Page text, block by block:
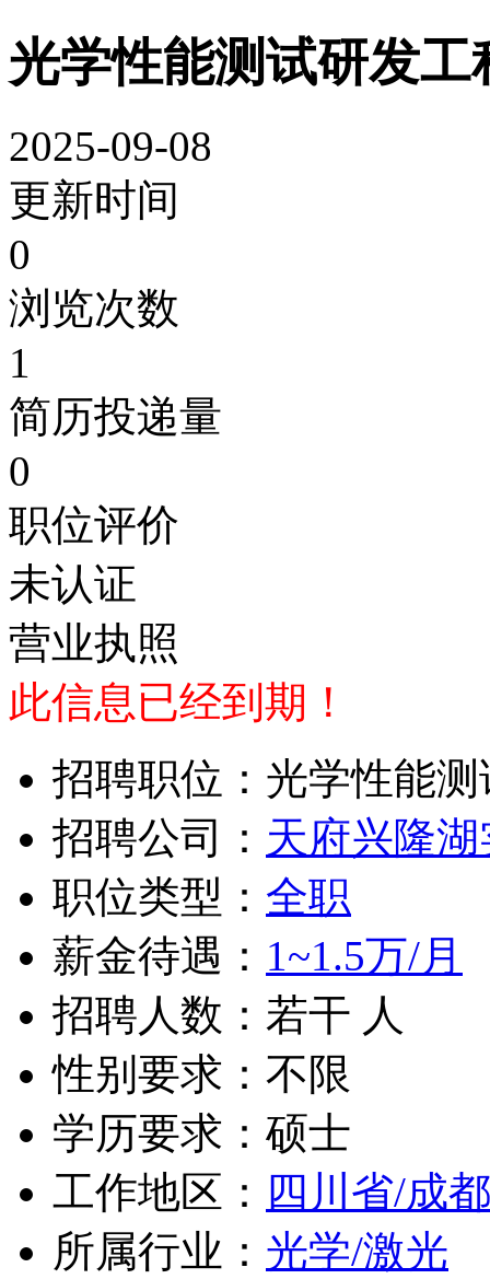
光学性能测试研发工
2025-09-08
更新时间
0
浏览次数
1
简历投递量
0
职位评价
未认证
营业执照
此信息已经到期！
招聘职位：光学性能
招聘公司： 天府兴隆
职位类型： 全职
薪金待遇： 1~1.5万/月
招聘人数：若干 人
性别要求：不限
学历要求：硕士
工作地区： 四川省/成
所属行业： 光学/激光